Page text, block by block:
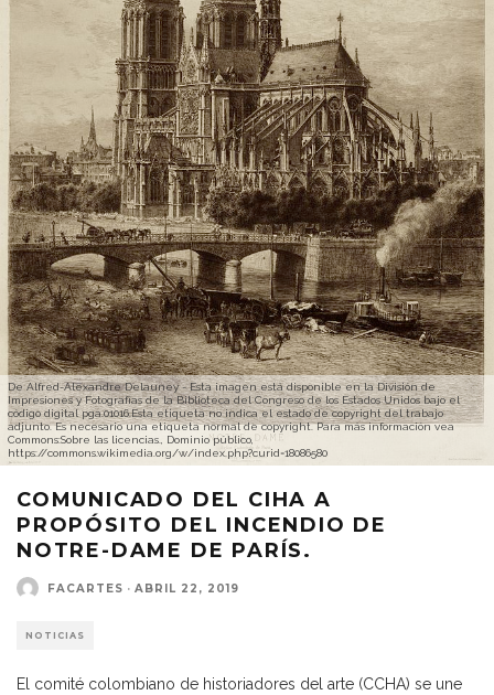
De Alfred-Alexandre Delauney - Esta imagen está disponible en la División de
Impresiones y Fotografías de la Biblioteca del Congreso de los Estados Unidos bajo el
código digital pga.01016.Esta etiqueta no indica el estado de copyright del trabajo
adjunto. Es necesario una etiqueta normal de copyright. Para más información vea
Commons:Sobre las licencias., Dominio público,
https://commons.wikimedia.org/w/index.php?curid=18086580
COMUNICADO DEL CIHA A
PROPÓSITO DEL INCENDIO DE
NOTRE-DAME DE PARÍS.
FACARTES · ABRIL 22, 2019
NOTICIAS
El comité colombiano de historiadores del arte (CCHA) se une